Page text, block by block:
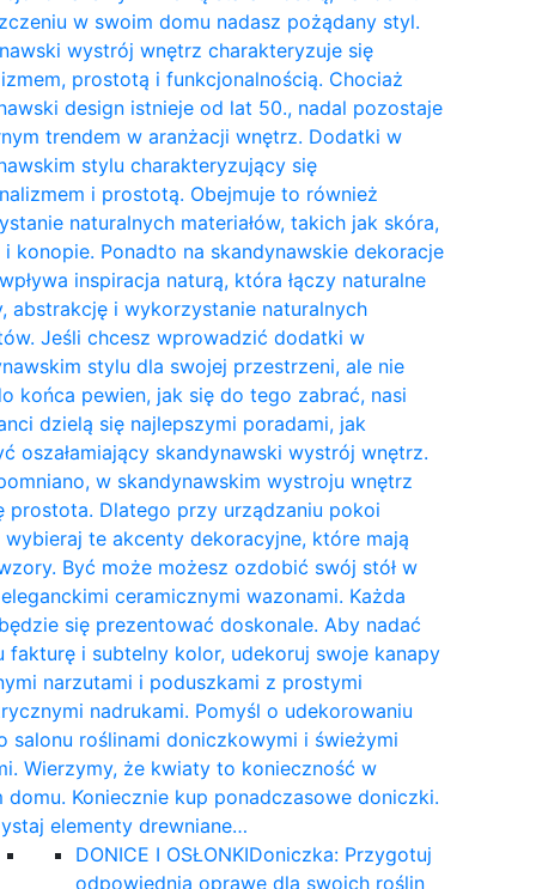
w swoim domu nadasz pożądany styl.
wystrój wnętrz charakteryzuje się
prostotą i funkcjonalnością. Chociaż
design istnieje od lat 50., nadal pozostaje
trendem w aranżacji wnętrz. Dodatki w
stylu charakteryzujący się
i prostotą. Obejmuje to również
naturalnych materiałów, takich jak skóra,
konopie. Ponadto na skandynawskie dekoracje
inspiracja naturą, która łączy naturalne
abstrakcję i wykorzystanie naturalnych
Jeśli chcesz wprowadzić dodatki w
stylu dla swojej przestrzeni, ale nie
końca pewien, jak się do tego zabrać, nasi
dzielą się najlepszymi poradami, jak
oszałamiający skandynawski wystrój wnętrz.
w skandynawskim wystroju wnętrz
prostota. Dlatego przy urządzaniu pokoi
wybieraj te akcenty dekoracyjne, które mają
Być może możesz ozdobić swój stół w
ceramicznymi wazonami. Każda
się prezentować doskonale. Aby nadać
fakturę i subtelny kolor, udekoruj swoje kanapy
narzutami i poduszkami z prostymi
nadrukami. Pomyśl o udekorowaniu
salonu roślinami doniczkowymi i świeżymi
Wierzymy, że kwiaty to konieczność w
domu. Koniecznie kup ponadczasowe doniczki.
elementy drewniane…
DONICE I OSŁONKIDoniczka: Przygotuj
odpowiednią oprawę dla swoich roślin